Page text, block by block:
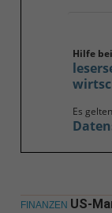
Hilfe
Es
FINANZEN US-